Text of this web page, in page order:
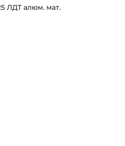
ЛДТ алюм. мат.